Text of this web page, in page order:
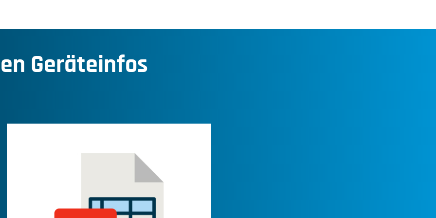
Geräteinfos